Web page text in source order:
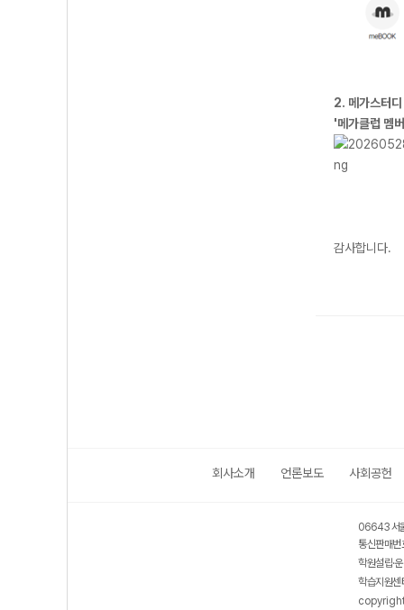
2. 메가스터
'메가클럽 멤
감사합니다.
회사소개 언론보도 사회공헌
06643 서
통신판매
학원설립·
학습지원